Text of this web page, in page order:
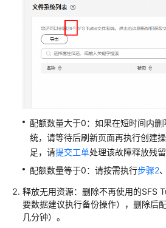
无
写
入
数
文
件
系
统
入
失
败
配额数量大于0：如果在短时间内删
统，请等待后刷新页面再执行创建
足，请提交工单处理该故障释放残留
配额数量等于0：请按需执行步骤2、
释放无用资源：删除不再使用的SFS
要数据建议执行备份操作），删除后
几分钟）。